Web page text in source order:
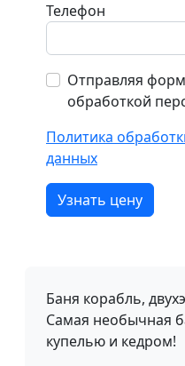
Телефон
Отправляя
обработкой
Политика
данных
Узнать цену
Баня корабль,
Самая необычная
купелью и кедром!